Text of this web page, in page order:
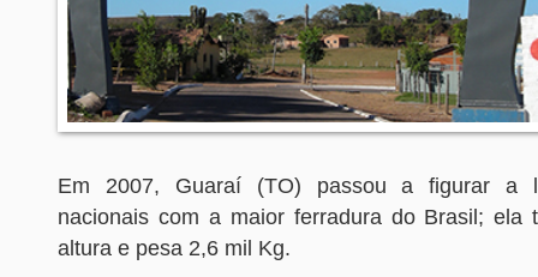
Em 2007, Guaraí (TO) passou a figurar a
nacionais com a maior ferradura do Brasil; ela
altura e pesa 2,6 mil Kg.